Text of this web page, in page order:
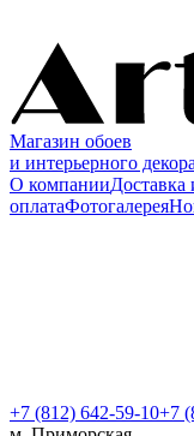
Магазин обоев
и интерьерного
О компанииДоставка
оплатаФотогалерея
+7 (812) 642-59-10+7